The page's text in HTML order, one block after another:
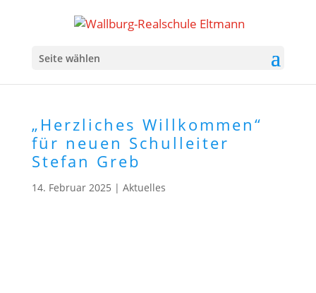
Seite wählen
„Herzliches Willkommen“
für neuen Schulleiter
Stefan Greb
14. Februar 2025 | Aktuelles